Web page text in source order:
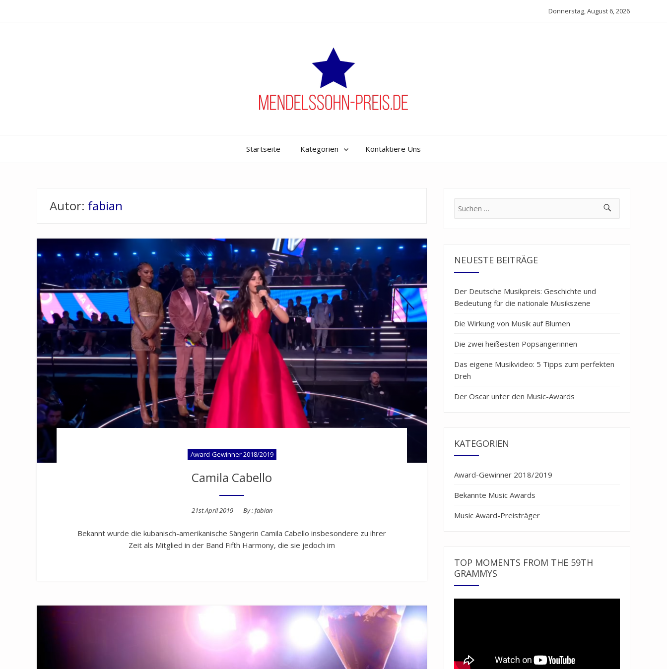
Donnerstag, August 6, 2026
Startseite Kategorien Kontaktiere Uns
Autor: fabian
Award-Gewinner 2018/2019
Camila Cabello
Posted
21st April 2019 By :fabian
Bekannt wurde die kubanisch-amerikanische Sängerin Camila Cabello insbesondere zu ihrer
Zeit als Mitglied in der Band Fifth Harmony, die sie jedoch im
Suche
NEUESTE BEITRÄGE
Der Deutsche Musikpreis: Geschichte und
Bedeutung für die nationale Musikszene
Die Wirkung von Musik auf Blumen
Die zwei heißesten Popsängerinnen
Das eigene Musikvideo: 5 Tipps zum perfekten
Dreh
Der Oscar unter den Music-Awards
KATEGORIEN
Award-Gewinner 2018/2019
Bekannte Music Awards
Music Award-Preisträger
TOP MOMENTS FROM THE 59TH
GRAMMYS